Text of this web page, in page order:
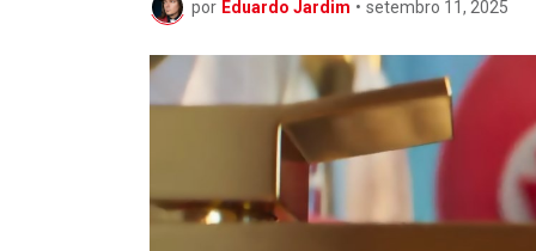
por Eduardo Jardim • setembro 11, 2025